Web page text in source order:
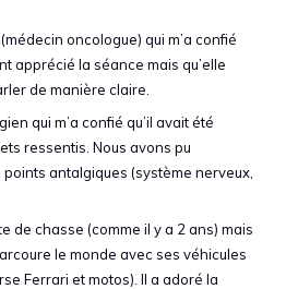
oncologue) qui m’a confié
apprécié la séance mais qu’elle
de manière claire.
qui m’a confié qu’il avait été
ressentis. Nous avons pu
antalgiques (système nerveux,
de chasse (comme il y a 2 ans) mais
le monde avec ses véhicules
Ferrari et motos). Il a adoré la